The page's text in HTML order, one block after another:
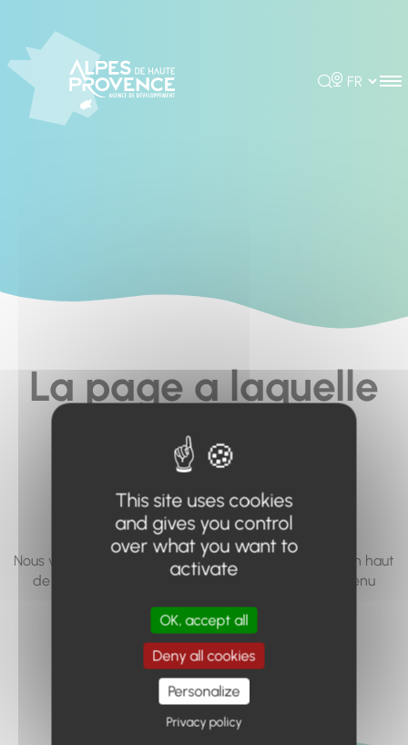
Rechercher
Choisir la
La page a laquelle
vous cherchez à
accéder n'existe
pas... ou plus.
Nous vous invitons à utiliser le moteur de recherche en haut
de page, ou à utiliser le menu pour trouver le contenu
Retour à l'accueil
This site uses cookies
and gives you control
over what you want to
activate
OK, accept all
Deny all cookies
Personalize
Privacy policy